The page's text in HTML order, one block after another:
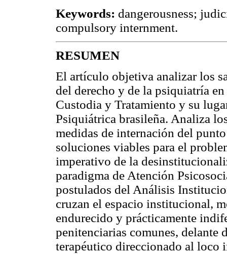
Keywords: dangerousness;
compulsory internment.
RESUMEN
El artículo objetiva analizar los
del derecho y de la psiquiatría
Custodia y Tratamiento y su
Psiquiátrica brasileña. Analiza
medidas de internación del
soluciones viables para el
imperativo de la
paradigma de Atención
postulados del Análisis
cruzan el espacio institucional,
endurecido y prácticamente
penitenciarias comunes, delante
terapéutico direccionado al loco